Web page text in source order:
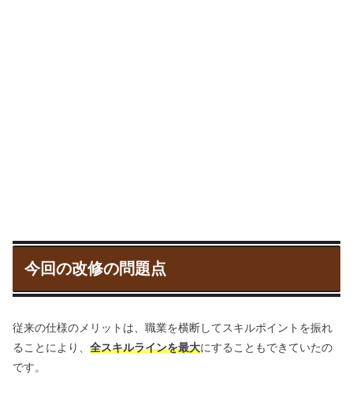
今回の改修の問題点
従来の仕様のメリットは、職業を横断してスキルポイントを振れ
ることにより、 全スキルラインを最大にすることもできていたの
です。